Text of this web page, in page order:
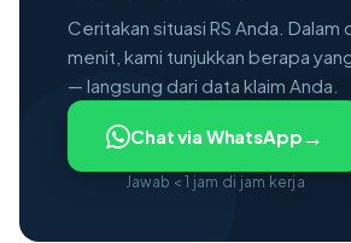
Ceritakan situasi RS Anda.
menit, kami tunjukkan berapa
— langsung dari data klaim Anda.
Chat via WhatsApp→
Jawab < 1 jam di jam kerja